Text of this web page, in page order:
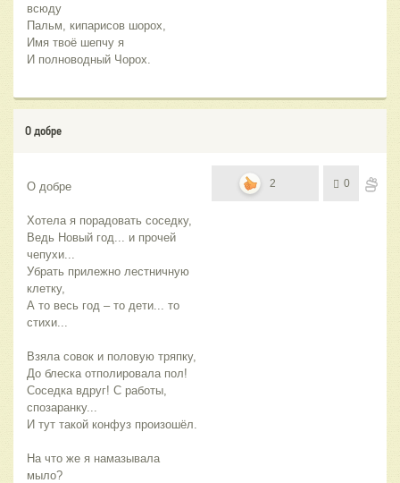
всюду
Пальм, кипарисов шорох,
Имя твоё шепчу я
И полноводный Чорох.
О добре
О добре
Хотела я порадовать соседку,
Ведь Новый год... и прочей
чепухи...
Убрать прилежно лестничную
клетку,
А то весь год – то дети... то
стихи...
Взяла совок и половую тряпку,
До блеска отполировала пол!
Соседка вдруг! С работы,
спозаранку...
И тут такой конфуз произошёл.
На что же я намазывала
мыло?
2 0